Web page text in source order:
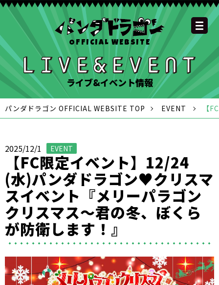
OFFICIAL WEBSITEOFFICIAL SITE TOP
NEWS MEMBER
SCHEDULE DISCOGRAPHY
GOODS
FAQ CONTACT
YOUTUBE
CHANNEL
INSTAGRAM
OFFICIAL
TWITTER
OFFICIAL LINE
ACCOUNT
OFFICIAL
TIKTOK
ライブ&イベント情報
パンダドラゴン OFFICIAL WEBSITE TOP EVENT 【
2025/12/1 EVENT
【FC限定イベント】12/24
(水)パンダドラゴン♥クリスマ
スイベント『メリーパラゴン
クリスマス～君の冬、ぼくら
が防衛します！』